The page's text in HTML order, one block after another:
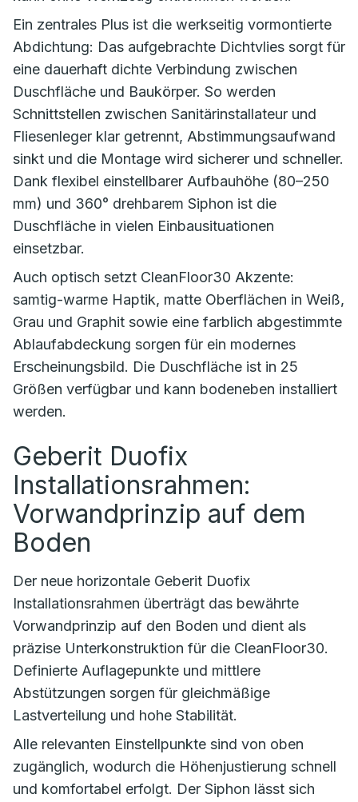
Ein zentrales Plus ist die werkseitig vormontierte
Abdichtung: Das aufgebrachte Dichtvlies sorgt für
eine dauerhaft dichte Verbindung zwischen
Duschfläche und Baukörper. So werden
Schnittstellen zwischen Sanitärinstallateur und
Fliesenleger klar getrennt, Abstimmungsaufwand
sinkt und die Montage wird sicherer und schneller.
Dank flexibel einstellbarer Aufbauhöhe (80–250
mm) und 360° drehbarem Siphon ist die
Duschfläche in vielen Einbausituationen
einsetzbar.
Auch optisch setzt CleanFloor30 Akzente:
samtig-warme Haptik, matte Oberflächen in Weiß,
Grau und Graphit sowie eine farblich abgestimmte
Ablaufabdeckung sorgen für ein modernes
Erscheinungsbild. Die Duschfläche ist in 25
Größen verfügbar und kann bodeneben installiert
werden.
Geberit Duofix
Installationsrahmen:
Vorwandprinzip auf dem
Boden
Der neue horizontale Geberit Duofix
Installationsrahmen überträgt das bewährte
Vorwandprinzip auf den Boden und dient als
präzise Unterkonstruktion für die CleanFloor30.
Definierte Auflagepunkte und mittlere
Abstützungen sorgen für gleichmäßige
Lastverteilung und hohe Stabilität.
Alle relevanten Einstellpunkte sind von oben
zugänglich, wodurch die Höhenjustierung schnell
und komfortabel erfolgt. Der Siphon lässt sich